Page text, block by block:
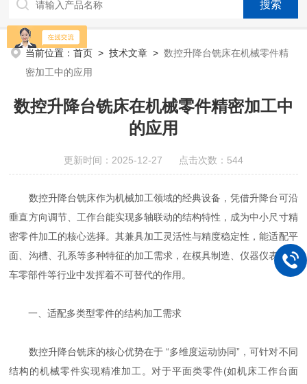
当前位置：首页 >技术文章 >数控升降台铣床在机械零件精
密加工中的应用
数控升降台铣床在机械零件精密加工中
的应用
更新时间：2025-12-27 点击次数：544
数控升降台铣床作为机械加工领域的经典设备，凭借升降台可沿
垂直方向调节、工作台能实现多轴联动的结构特性，成为中小尺寸精
密零件加工的核心选择。其兼具加工灵活性与精度稳定性，能适配平
面、沟槽、孔系等多种特征的加工需求，在模具制造、仪器仪表、汽
车零部件等行业中发挥着不可替代的作用。
一、适配多类型零件的结构加工需求
数控升降台铣床的核心优势在于 “多维度运动协同”，可针对不同
结构的机械零件实现精准加工。对于平面类零件(如机床工作台面